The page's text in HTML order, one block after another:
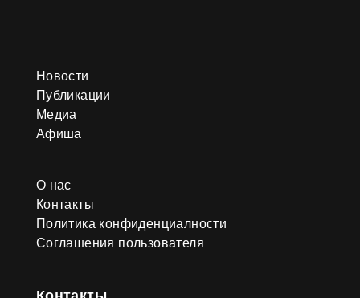
Новости
Публикации
Медиа
Афиша
О нас
Контакты
Политика конфиденциалности
Соглашения пользователя